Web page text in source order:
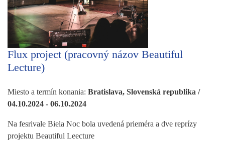
Flux project (pracovný názov Beautiful
Lecture)
Miesto a termín konania: Bratislava, Slovenská republika /
04.10.2024 - 06.10.2024
Na fesrivale Biela Noc bola uvedená prieméra a dve reprízy
projektu Beautiful Leecture